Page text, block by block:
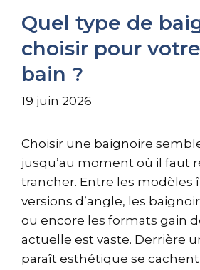
Quel type de
choisir pour
bain ?
19 juin 2026
Choisir une baignoire
jusqu’au moment où il faut
trancher. Entre les modèles
versions d’angle, les
ou encore les formats gain
actuelle est vaste. Derrière
paraît esthétique se